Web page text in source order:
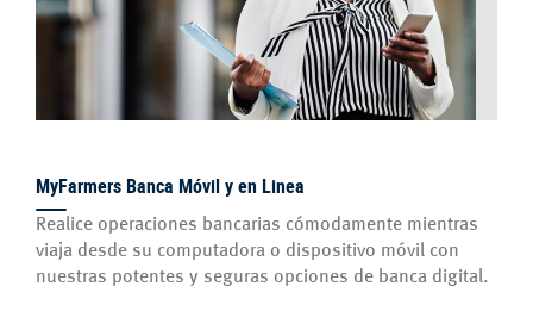
MyFarmers Banca Móvil y en Linea
Realice operaciones bancarias cómodamente mientras
viaja desde su computadora o dispositivo móvil con
nuestras potentes y seguras opciones de banca digital.